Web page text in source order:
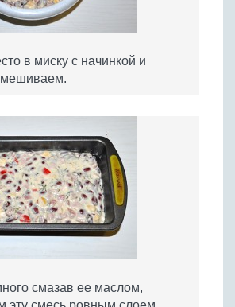
в миску с начинкой и
смазав ее маслом,